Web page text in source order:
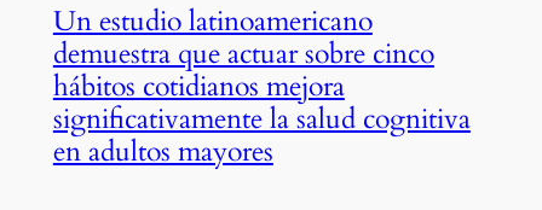
Un estudio latinoamericano
demuestra que actuar sobre cinco
hábitos cotidianos mejora
significativamente la salud cognitiva
en adultos mayores